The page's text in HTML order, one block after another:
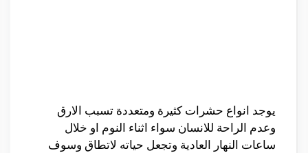
يوجد انواع حشرات كثيرة ومتعددة تسبب الارق
وعدم الراحة للانسان سواء اثناء النوم او خلال
ساعات النهار العادية وتجعل حياته لاتطاق وسوف